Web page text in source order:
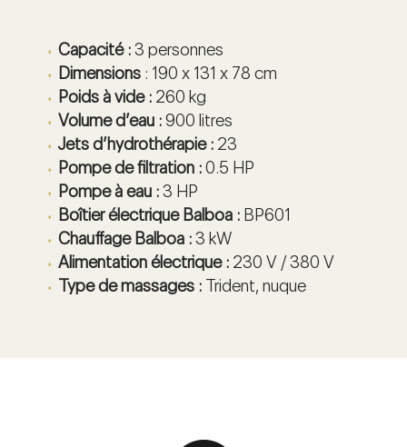
Capacité :3 personnes
Dimensions : 190 x 131 x 78 cm
Poids à vide : 260 kg
Volume d’eau :900 litres
Jets d’hydrothérapie : 23
Pompe de filtration :0.5 HP
Pompe à eau :3 HP
Boîtier électrique Balboa : BP601
Chauffage Balboa :3 kW
Alimentation électrique : 230 V / 380 V
Type de massages : Trident, nuque